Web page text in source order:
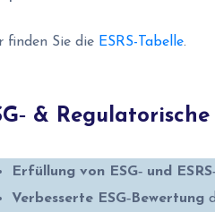
finden Sie die ESRS-Tabelle.
&
Erfüllung von ESG‑ und
Verbesserte ESG‑Bewertung